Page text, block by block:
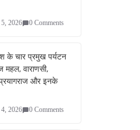
2026 0 Comments
के चार प्रमुख पर्यटन
वाराणसी,
और इनके
2026 0 Comments